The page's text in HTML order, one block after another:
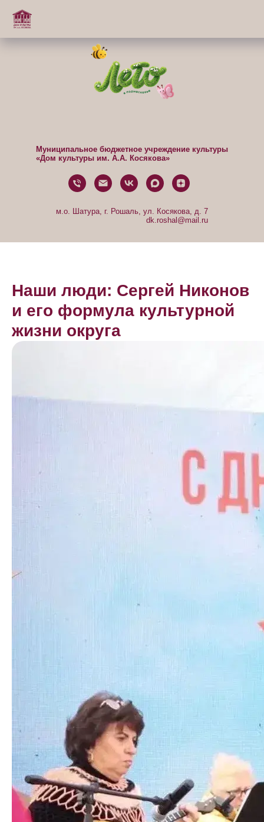
Муниципальное бюджетное учреждение культуры
«Дом культуры им. А.А. Косякова»
м.о. Шатура, г. Рошаль, ул. Косякова, д. 7
dk.roshal@mail.ru
Наши люди: Сергей Никонов
и его формула культурной
жизни округа